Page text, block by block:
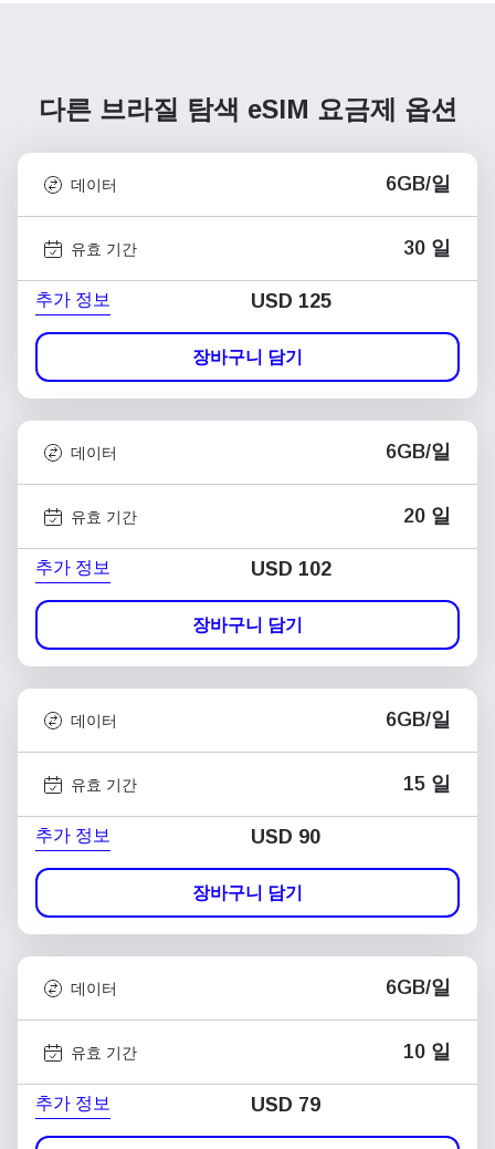
다른 브라질 탐색 eSIM 요금제 옵션
데이터 6GB/일
유효 기간 30 일
추가 정보 USD 125
장바구니 담기
데이터 6GB/일
유효 기간 20 일
추가 정보 USD 102
장바구니 담기
데이터 6GB/일
유효 기간 15 일
추가 정보 USD 90
장바구니 담기
데이터 6GB/일
유효 기간 10 일
추가 정보 USD 79